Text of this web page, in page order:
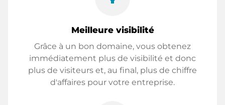
Meilleure visibilité
Grâce à un bon domaine, vous obtenez
immédiatement plus de visibilité et donc
plus de visiteurs et, au final, plus de chiffre
d'affaires pour votre entreprise.